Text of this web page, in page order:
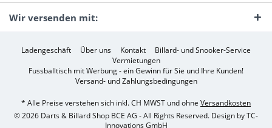
Wir versenden mit:
Ladengeschäft Über uns Kontakt
Billard- und Snooker-Service
Vermietungen
Fussballtisch mit Werbung - ein Gewinn für Sie und Ihre Kunden!
Versand- und Zahlungsbedingungen
* Alle Preise verstehen sich inkl. CH MWST und ohne Versandkosten
© 2026 Darts & Billard Shop BCE AG - All Rights Reserved. Design byTC-
Innovations GmbH